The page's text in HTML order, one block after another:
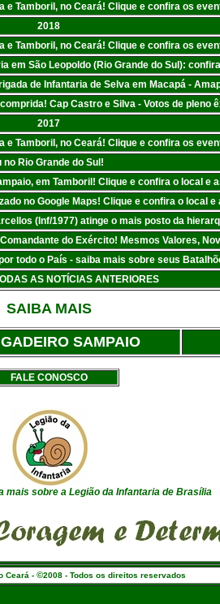
e Tamboril, no Ceará! Clique e confira os
2018
e Tamboril, no Ceará! Clique e confira os
em São Leopoldo (Rio Grande do Sul):
de Infantaria de Selva em Macapá -
Cap Castro e Silva - Votos de pleno
2017
e Tamboril, no Ceará! Clique e confira os
Rio Grande do Sul!
em Tamboril! Clique e confira o local e
no Google Maps! Clique e confira o local e
(Inf/1977) atinge o mais posto da
do Exército! Mesmos Valores,
todo o País - saiba mais sobre seus
AS NOTÍCIAS ANTERIORES
SAIBA MAIS
SAMPAIO
FALE CONOSCO
mais sobre a Legião da Infantaria de Brasília
Ceará - ©2008 - Todos os direitos reservados